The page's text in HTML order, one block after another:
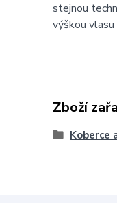
stejnou
výškou
Zboží
Koberce